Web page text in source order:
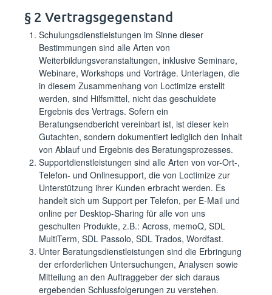
§ 2 Vertragsgegenstand
Schulungsdienstleistungen im Sinne dieser
Bestimmungen sind alle Arten von
Weiterbildungsveranstaltungen, inklusive Seminare,
Webinare, Workshops und Vorträge. Unterlagen, die
in diesem Zusammenhang von Loctimize erstellt
werden, sind Hilfsmittel, nicht das geschuldete
Ergebnis des Vertrags. Sofern ein
Beratungsendbericht vereinbart ist, ist dieser kein
Gutachten, sondern dokumentiert lediglich den Inhalt
von Ablauf und Ergebnis des Beratungsprozesses.
Supportdienstleistungen sind alle Arten von vor-Ort-,
Telefon- und Onlinesupport, die von Loctimize zur
Unterstützung ihrer Kunden erbracht werden. Es
handelt sich um Support per Telefon, per E-Mail und
online per Desktop-Sharing für alle von uns
geschulten Produkte, z.B.: Across, memoQ, SDL
MultiTerm, SDL Passolo, SDL Trados, Wordfast.
Unter Beratungsdienstleistungen sind die Erbringung
der erforderlichen Untersuchungen, Analysen sowie
Mitteilung an den Auftraggeber der sich daraus
ergebenden Schlussfolgerungen zu verstehen.